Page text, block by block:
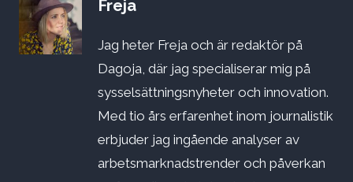
Freja
Jag heter Freja och är redaktör på
Dagoja, där jag specialiserar mig på
sysselsättningsnyheter och innovation.
Med tio års erfarenhet inom journalistik
erbjuder jag ingående analyser av
arbetsmarknadstrender och påverkan